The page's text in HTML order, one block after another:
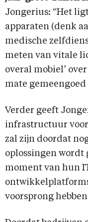
Jongerius: “Het
apparaten (denk
medische
meten van vitale
overal mobiel’
mate gemeengoed
Verder geeft
infrastructuur
zal zijn doordat
oplossingen wordt
moment van hun
voorsprong